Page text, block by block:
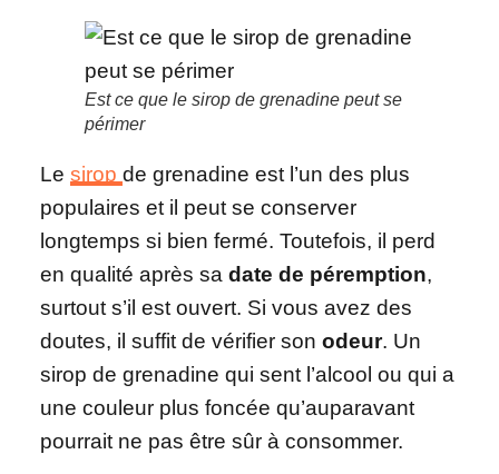
Est ce que le sirop de grenadine peut se
périmer
Le sirop de grenadine est l’un des plus
populaires et il peut se conserver
longtemps si bien fermé. Toutefois, il perd
en qualité après sa date de péremption,
surtout s’il est ouvert. Si vous avez des
doutes, il suffit de vérifier son odeur. Un
sirop de grenadine qui sent l’alcool ou qui a
une couleur plus foncée qu’auparavant
pourrait ne pas être sûr à consommer.